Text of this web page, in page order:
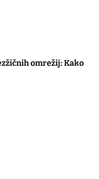
omrežij: Kako